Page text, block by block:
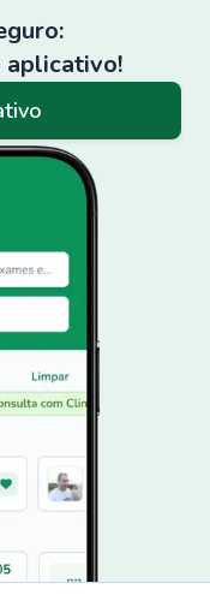
aplicativo!